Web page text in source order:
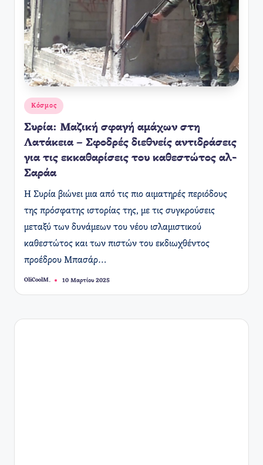
Αναρτήθηκε
Κόσμος
Συρία: Μαζική σφαγή αμάχων στη
Λατάκεια – Σφοδρές διεθνείς αντιδράσεις
για τις εκκαθαρίσεις του καθεστώτος αλ-
Σαράα
Η Συρία βιώνει μια από τις πιο αιματηρές περιόδους
της πρόσφατης ιστορίας της, με τις συγκρούσεις
μεταξύ των δυνάμεων του νέου ισλαμιστικού
καθεστώτος και των πιστών του εκδιωχθέντος
προέδρου Μπασάρ…
Συγγραφέας:
OliCoolM. 10 Μαρτίου 2025